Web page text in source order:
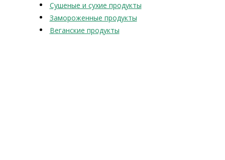
Сушеные и сухие продукты
Замороженные продукты
Веганские продукты